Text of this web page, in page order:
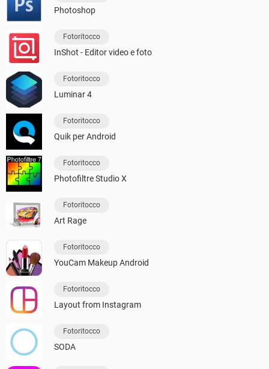
Photoshop
Fotoritocco
InShot - Editor video e foto
Fotoritocco
Luminar 4
Fotoritocco
Quik per Android
Fotoritocco
Photofiltre Studio X
Fotoritocco
Art Rage
Fotoritocco
YouCam Makeup Android
Fotoritocco
Layout from Instagram
Fotoritocco
SODA